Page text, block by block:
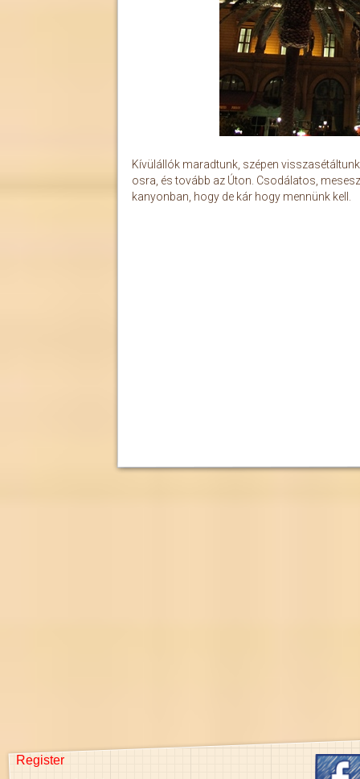
Kívülállók maradtunk, szépen
osra, és tovább az Úton. Csodálatos,
kanyonban, hogy de kár hogy mennünk kell.
Register